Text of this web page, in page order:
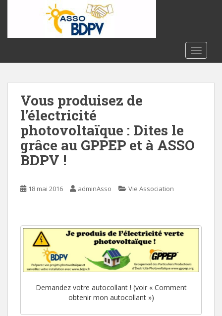
o
Vous produisez de
l’électricité
photovoltaïque : Dites le
grâce au GPPEP et à ASSO
BDPV !
18 mai 2016 adminAsso Vie Association
Demandez votre autocollant ! (voir « Comment
obtenir mon autocollant »)